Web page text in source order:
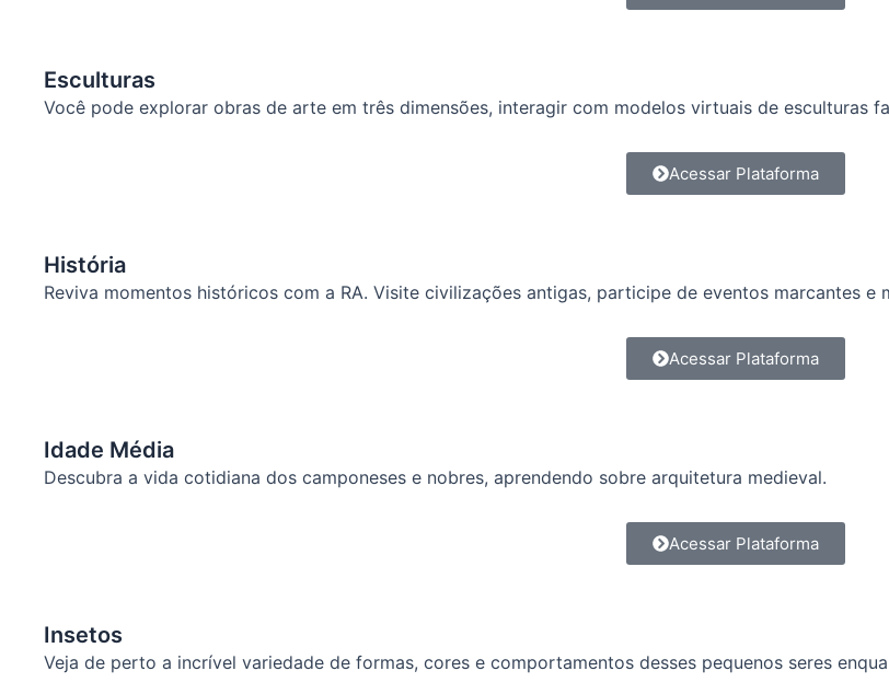
Esculturas
Você pode explorar obras de arte em três dimensões, interagir com modelos virtuais de esculturas
Acessar Plataforma
História
Reviva momentos históricos com a RA. Visite civilizações antigas, participe de eventos marcantes e
Acessar Plataforma
Idade Média
Descubra a vida cotidiana dos camponeses e nobres, aprendendo sobre arquitetura medieval.
Acessar Plataforma
Insetos
Veja de perto a incrível variedade de formas, cores e comportamentos desses pequenos seres